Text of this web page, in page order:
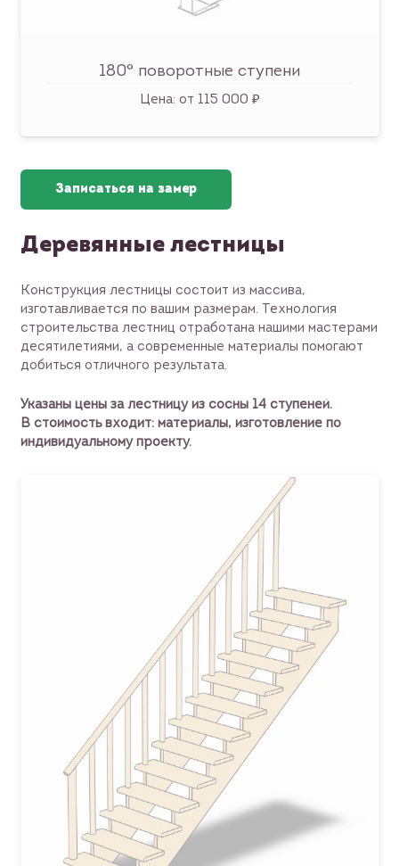
180° поворотные ступени
Цена: от 115 000 ₽
Записаться на замер
Деревянные лестницы
Конструкция лестницы состоит из массива,
изготавливается по вашим размерам. Технология
строительства лестниц отработана нашими мастерами
десятилетиями, а современные материалы помогают
добиться отличного результата.
Указаны цены за лестницу из сосны 14 ступеней.
В стоимость входит: материалы, изготовление по
индивидуальному проекту.